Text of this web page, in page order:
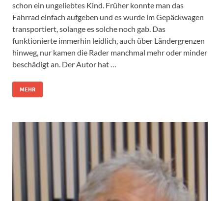
schon ein ungeliebtes Kind. Früher konnte man das
Fahrrad einfach aufgeben und es wurde im Gepäckwagen
transportiert, solange es solche noch gab. Das
funktionierte immerhin leidlich, auch über Ländergrenzen
hinweg, nur kamen die Rader manchmal mehr oder minder
beschädigt an. Der Autor hat …
MEHR